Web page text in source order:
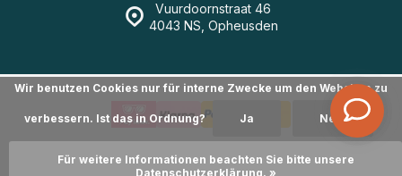
Vuurdoornstraat 46
4043 NS, Opheusden
Wir benutzen Cookies nur für interne Zwecke um den Webshop zu
verbessern. Ist das in Ordnung? Ja Nein
Für weitere Informationen beachten Sie bitte unsere
Datenschutzerklärung. »